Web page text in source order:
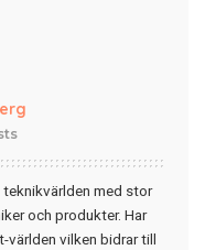
teknikvärlden med stor
och produkter. Har
världen vilken bidrar till